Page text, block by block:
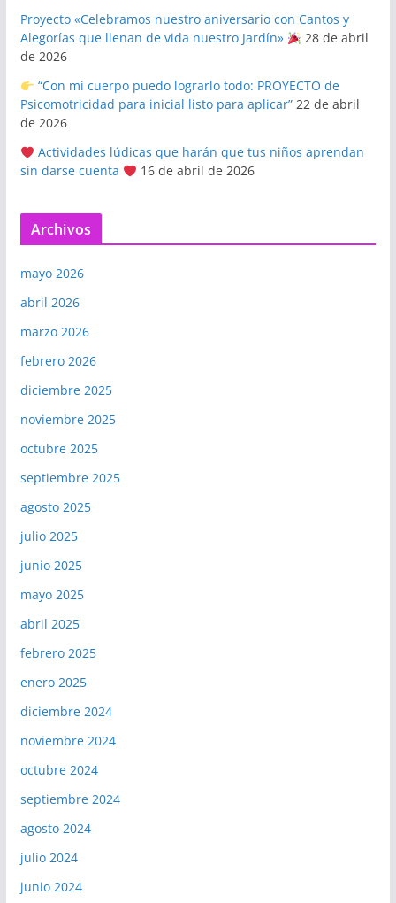
Proyecto «Celebramos nuestro aniversario con Cantos y
Alegorías que llenan de vida nuestro Jardín»
28 de abril
de 2026
“Con mi cuerpo puedo lograrlo todo: PROYECTO de
Psicomotricidad para inicial listo para aplicar” 22 de abril
de 2026
Actividades lúdicas que harán que tus niños aprendan
sin darse cuenta
16 de abril de 2026
Archivos
mayo 2026
abril 2026
marzo 2026
febrero 2026
diciembre 2025
noviembre 2025
octubre 2025
septiembre 2025
agosto 2025
julio 2025
junio 2025
mayo 2025
abril 2025
febrero 2025
enero 2025
diciembre 2024
noviembre 2024
octubre 2024
septiembre 2024
agosto 2024
julio 2024
junio 2024